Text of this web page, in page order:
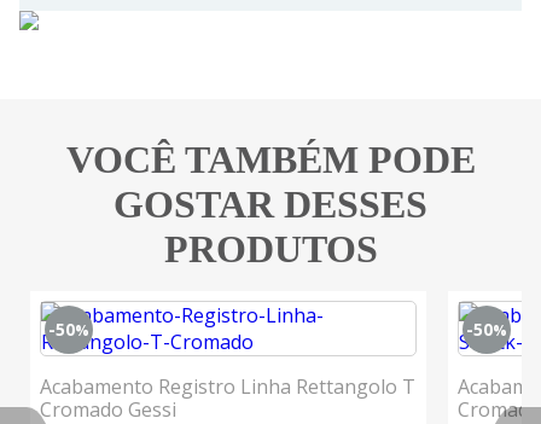
VOCÊ TAMBÉM PODE
GOSTAR DESSES
PRODUTOS
-50%
Acabamento Registro Linha Rettangolo T
Cromado Gessi
-50%